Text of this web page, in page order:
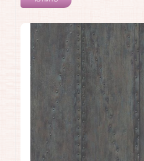
Коллекция:Structure
8.2
Ширина рулона:
0.68
Материал покрытия:
Акриловое
Страна:
Материал основы: Бумага
53